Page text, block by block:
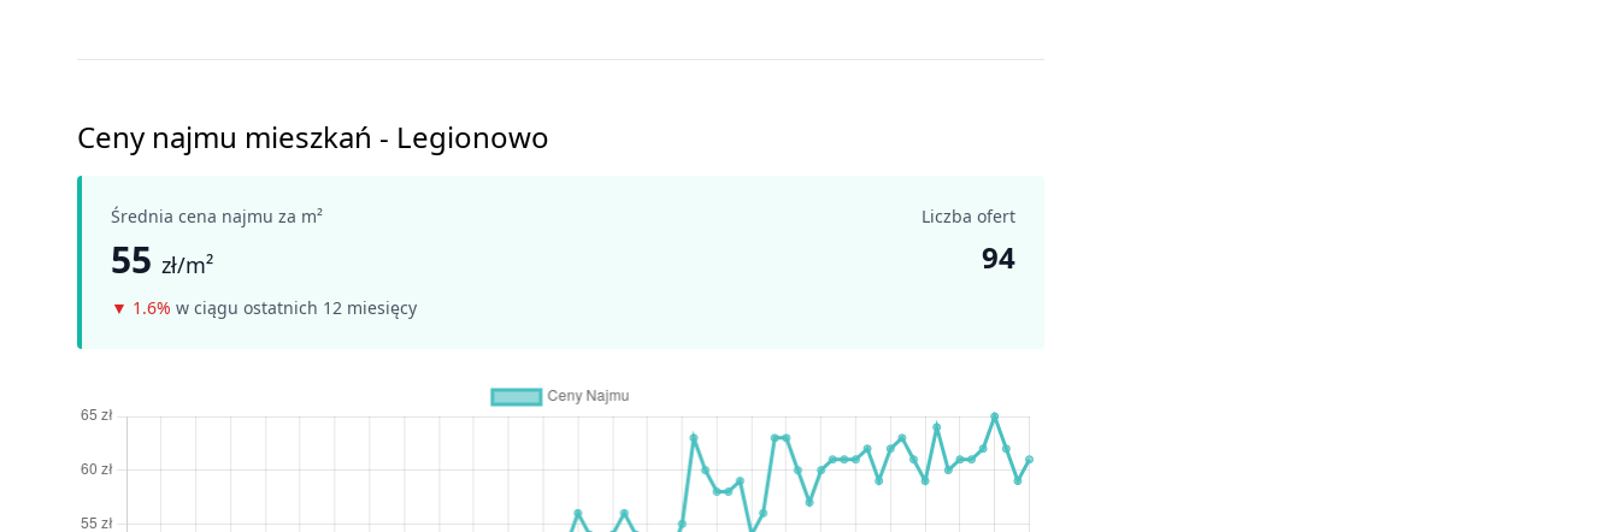
Ceny najmu mieszkań - Legionowo
Średnia cena najmu za m²
55 zł/m²
▼ 1.6% w ciągu ostatnich 12 miesięcy
Liczba ofert
94